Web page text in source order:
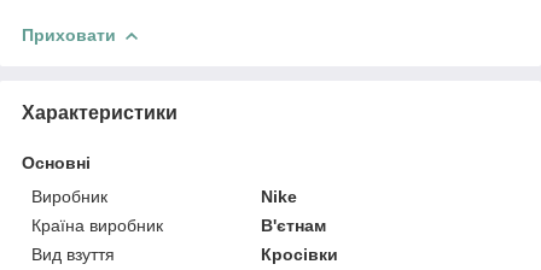
Приховати
Характеристики
Основні
Виробник
Nike
Країна виробник
В'єтнам
Вид взуття
Кросівки